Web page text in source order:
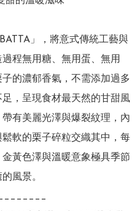
」，將意式傳統工藝與
程無用糖、無用蛋、無用
的濃郁香氣，不需添加過多
，呈現食材最天然的甘甜風
有美麗光澤與爆裂紋理，內
軟的栗子碎粒交織其中，每
黃色澤與溫暖意象極具季節
風景。